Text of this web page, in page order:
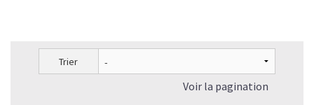
Trier
Voir la pagination